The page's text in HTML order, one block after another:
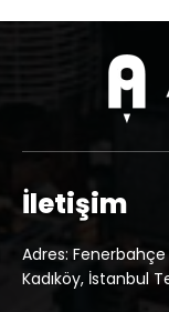
İletişim
Adres: Fenerbahçe
Kadıköy, İstanbul